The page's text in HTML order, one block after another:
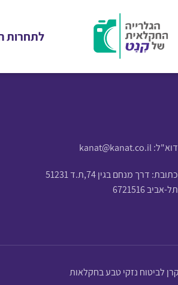
לתחרות
דוא"ל:kanat@kanat.co.il
כתובת: דרך מנחם בגין 74,ת.ד 51231
תל-אביב 6721516